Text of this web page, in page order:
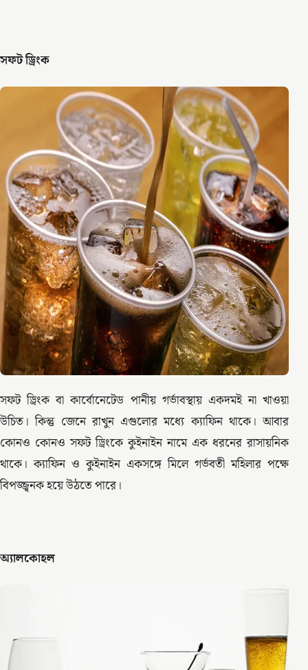
সফট ড্রিংক
সফট ড্রিংক বা কার্বোনেটেড পানীয় গর্ভাবস্থায় একদমই না খাওয়া
উচিত। কিন্তু জেনে রাখুন এগুলোর মধ্যে ক্যাফিন থাকে। আবার
কোনও কোনও সফট ড্রিংকে কুইনাইন নামে এক ধরনের রাসায়নিক
থাকে। ক্যাফিন ও কুইনাইন একসঙ্গে মিলে গর্ভবতী মহিলার পক্ষে
বিপজ্জ্বনক হয়ে উঠতে পারে।
অ্যালকোহল